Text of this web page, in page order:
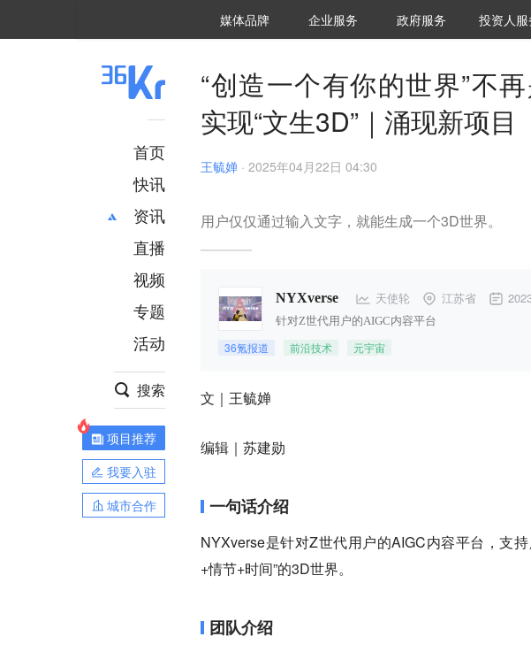
媒体品牌 36Kr研究院
企业服务 城市之窗
政府服务 VClub投资机
投资机构职位
投资人服
首页
快讯
资讯
推荐
财经
项目推荐
安徽
直播
视频
专题
活动
搜索
项目推荐
我要入驻
城市合作
“创造一个有你的世界”不
实现“文生3D”｜涌现新项目
王毓婵 · 2025年04月22日 04:30
用户仅仅通过输入文字，就能生成一个3D世界。
NYXverse 天使轮 江苏省
针对Z世代用户的AIGC内容平台
36氪报道 前沿技术 元宇宙
文｜王毓婵
编辑｜苏建勋
一句话介绍
NYXverse是针对Z世代用户的AIGC内容平台，支
+情节+时间”的3D世界。
团队介绍